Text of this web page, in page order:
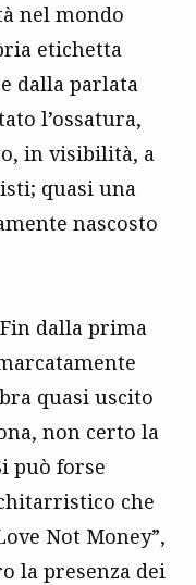
nel mondo
etichetta
dalla parlata
l’ossatura,
in visibilità, a
quasi una
nascosto
dalla prima
quasi uscito
non certo la
può forse
che
Not Money”,
la presenza dei